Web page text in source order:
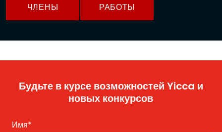
ЧЛЕНЫ РАБОТЫ
Будьте в курсе возможностей Yicca и
новых конкурсов
Имя*